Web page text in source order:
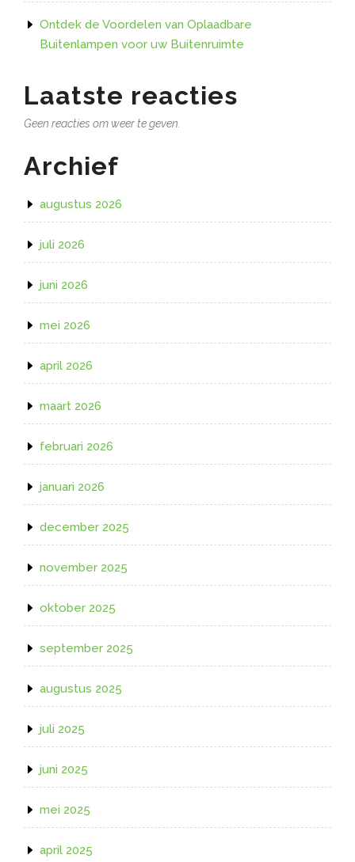
Ontdek de Voordelen van Oplaadbare
Buitenlampen voor uw Buitenruimte
Laatste reacties
Geen reacties om weer te geven.
Archief
augustus 2026
juli 2026
juni 2026
mei 2026
april 2026
maart 2026
februari 2026
januari 2026
december 2025
november 2025
oktober 2025
september 2025
augustus 2025
juli 2025
juni 2025
mei 2025
april 2025